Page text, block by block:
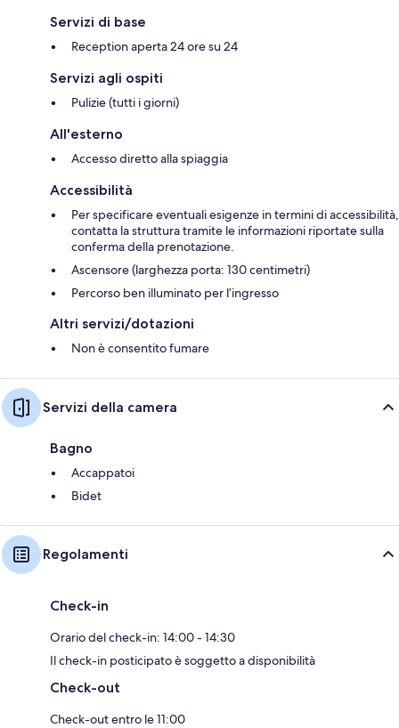
Servizi di base
Reception aperta 24 ore su 24
Servizi agli ospiti
Pulizie (tutti i giorni)
All'esterno
Accesso diretto alla spiaggia
Accessibilità
Per specificare eventuali esigenze in termini di accessibilità,
contatta la struttura tramite le informazioni riportate sulla
conferma della prenotazione.
Ascensore (larghezza porta: 130 centimetri)
Percorso ben illuminato per l’ingresso
Altri servizi/dotazioni
Non è consentito fumare
Servizi della camera
Bagno
Accappatoi
Bidet
Regolamenti
Check-in
Orario del check-in: 14:00 - 14:30
Il check-in posticipato è soggetto a disponibilità
Check-out
Check-out entro le 11:00